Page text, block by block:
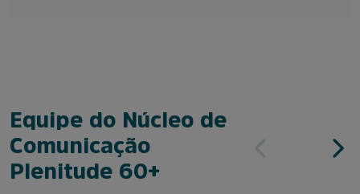
Equipe do Núcleo de
Comunicação
Plenitude 60+